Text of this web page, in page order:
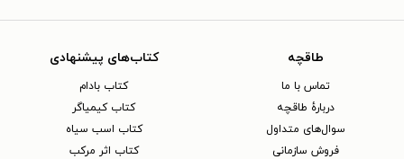
طاقچه
تماس با ما
دربارهٔ طاقچه
سوال‌های متداول
فروش سازمانی
کتاب‌های پیشنهادی
کتاب بادام
کتاب کیمیاگر
کتاب اسب سیاه
کتاب اثر مرکب